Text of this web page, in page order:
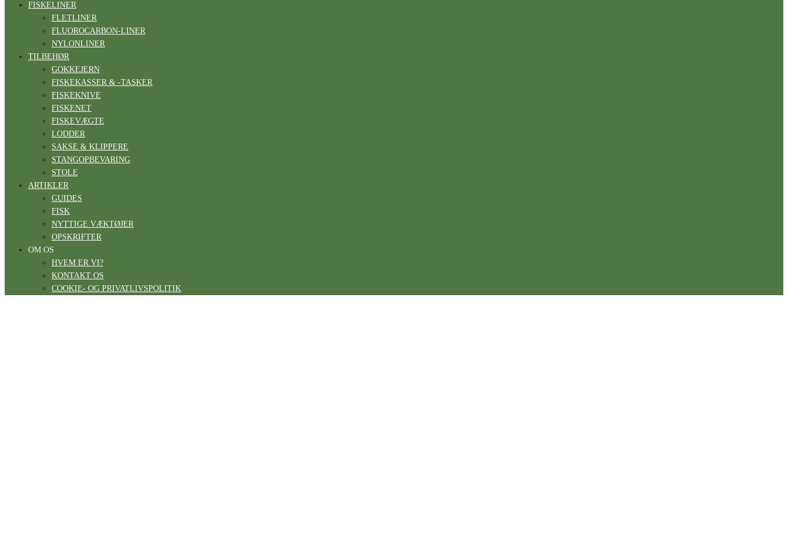
FISKELINER
FLETLINER
FLUOROCARBON-LINER
NYLONLINER
TILBEHØR
GOKKEJERN
FISKEKASSER & -TASKER
FISKEKNIVE
FISKENET
FISKEVÆGTE
LODDER
SAKSE & KLIPPERE
STANGOPBEVARING
STOLE
ARTIKLER
GUIDES
FISK
NYTTIGE VÆKTØJER
OPSKRIFTER
OM OS
HVEM ER VI?
KONTAKT OS
COOKIE- OG PRIVATLIVSPOLITIK